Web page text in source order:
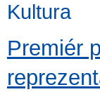
Kultura
Premiér